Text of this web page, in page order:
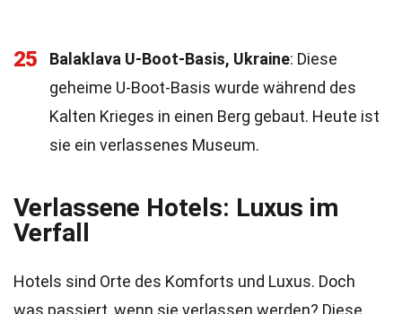
25 Balaklava U-Boot-Basis, Ukraine: Diese
geheime U-Boot-Basis wurde während des
Kalten Krieges in einen Berg gebaut. Heute ist
sie ein verlassenes Museum.
Verlassene Hotels: Luxus im
Verfall
Hotels sind Orte des Komforts und Luxus. Doch
was passiert, wenn sie verlassen werden? Diese